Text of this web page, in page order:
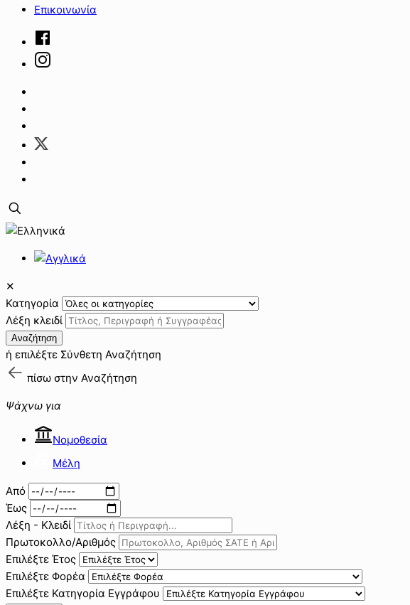
Επικοινωνία
✕
Κατηγορία
Λέξη κλειδί
Αναζήτηση
ή επιλέξτε Σύνθετη Αναζήτηση
πίσω στην Αναζήτηση
Ψάχνω για
Νομοθεσία
Μέλη
Από
Έως
Λέξη - Κλειδί
Πρωτοκολλο/Αριθμός
Επιλέξτε Έτος
Επιλέξτε Φορέα
Επιλέξτε Κατηγορία Εγγράφου